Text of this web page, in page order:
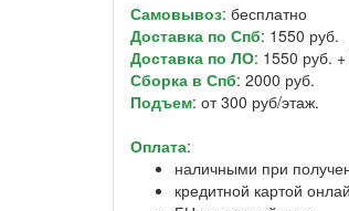
Самовывоз: бесплатно
Доставка по Спб: 1550 руб.
Доставка по ЛО: 1550 руб.
Сборка в Спб: 2000 руб.
Подъем: от 300 руб/этаж.
Оплата:
наличными при
кредитной картой